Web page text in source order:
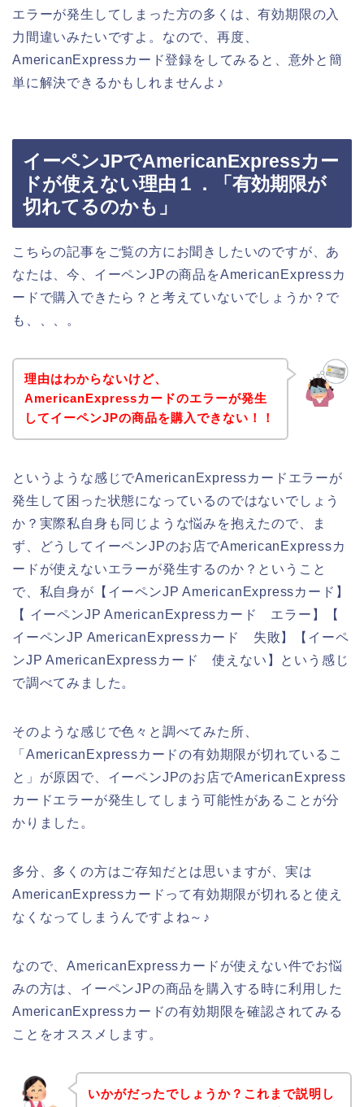
エラーが発生してしまった方の多くは、有効期限の入
力間違いみたいですよ。なので、再度、
AmericanExpressカード登録をしてみると、意外と簡
単に解決できるかもしれませんよ♪
イーペンJPでAmericanExpressカー
ドが使えない理由１．「有効期限が
切れてるのかも」
こちらの記事をご覧の方にお聞きしたいのですが、あ
なたは、今、イーペンJPの商品をAmericanExpressカ
ードで購入できたら？と考えていないでしょうか？で
も、、、。
理由はわからないけど、
AmericanExpressカードのエラーが発生
してイーペンJPの商品を購入できない！！
というような感じでAmericanExpressカードエラーが
発生して困った状態になっているのではないでしょう
か？実際私自身も同じような悩みを抱えたので、ま
ず、どうしてイーペンJPのお店でAmericanExpressカ
ードが使えないエラーが発生するのか？ということ
で、私自身が【イーペンJP AmericanExpressカード】
【 イーペンJP AmericanExpressカード エラー】【
イーペンJP AmericanExpressカード 失敗】【イーペ
ンJP AmericanExpressカード 使えない】という感じ
で調べてみました。
そのような感じで色々と調べてみた所、
「AmericanExpressカードの有効期限が切れているこ
と」が原因で、イーペンJPのお店でAmericanExpress
カードエラーが発生してしまう可能性があることが分
かりました。
多分、多くの方はご存知だとは思いますが、実は
AmericanExpressカードって有効期限が切れると使え
なくなってしまうんですよね～♪
なので、AmericanExpressカードが使えない件でお悩
みの方は、イーペンJPの商品を購入する時に利用した
AmericanExpressカードの有効期限を確認されてみる
ことをオススメします。
いかがだったでしょうか？これまで説明し